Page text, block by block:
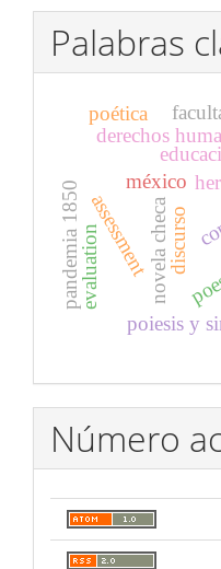
Palabras
discurso
derechos
méxico
novela checa
assessment
evaluation
poiesis y
pandemia 1850
poética
Número